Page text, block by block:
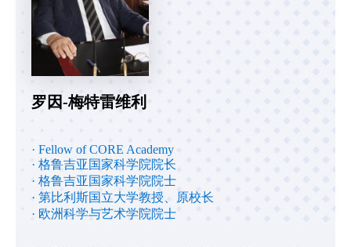
罗因-梅特雷维利
· Fellow of CORE Academy
· 格鲁吉亚国家科学院院长
· 格鲁吉亚国家科学院院士
· 第比利斯国立大学教授、原校长
· 欧洲科学与艺术学院院士